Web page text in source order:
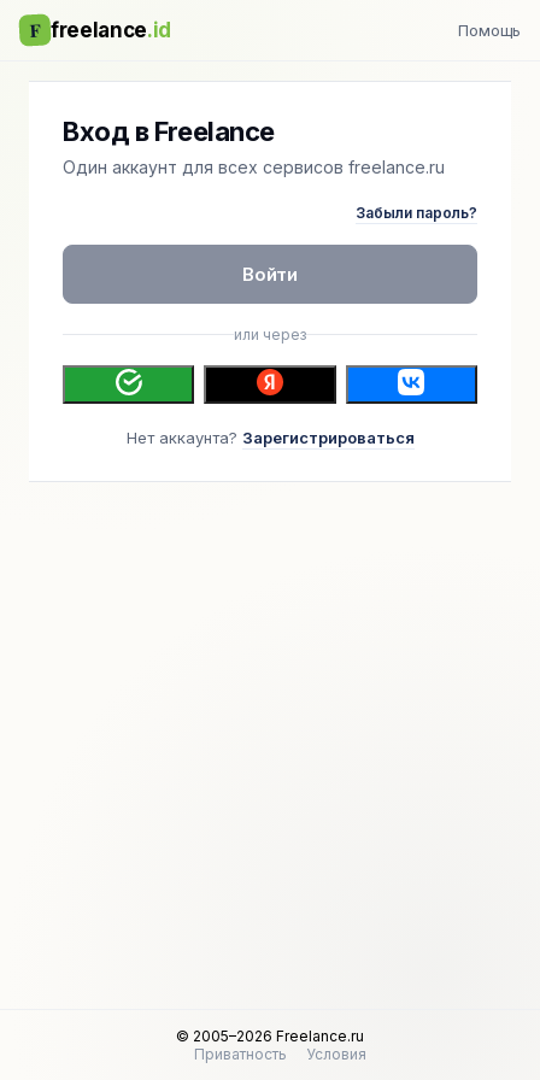
F freelance.id Помощь
Вход в Freelance
Один аккаунт для всех сервисов freelance.ru
Забыли пароль?
Войти
или через
Нет аккаунта? Зарегистрироваться
© 2005–2026 Freelance.ru
Приватность
Условия